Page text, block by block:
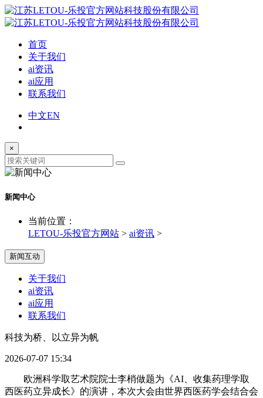
首页
关于我们
ai资讯
ai应用
联系我们
中文EN
×
新闻中心
当前位置：
LETOU-乐投官方网站 > ai资讯 >
新闻互动
关于我们
ai资讯
ai应用
联系我们
科技为桥、以立异为帆
2026-07-07 15:34
欧洲科学取艺术院院士李梢做题为《AI、收集药理学取
西医药立异成长》的演讲，本次大会由世界西医药学会结合会